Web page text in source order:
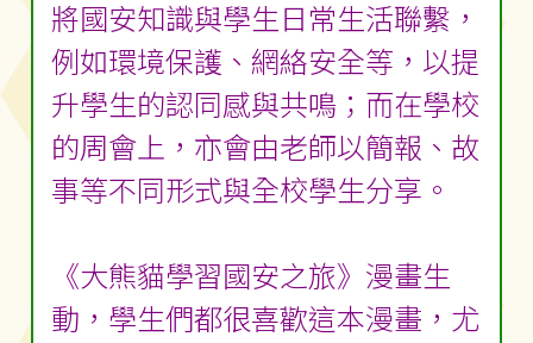
將國安知識與學生日常生活聯繫，
例如環境保護、網絡安全等，以提
升學生的認同感與共鳴；而在學校
的周會上，亦會由老師以簡報、故
事等不同形式與全校學生分享。
《大熊貓學習國安之旅》漫畫生
動，學生們都很喜歡這本漫畫，尤